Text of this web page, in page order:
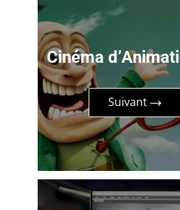
Cinéma
Suivant